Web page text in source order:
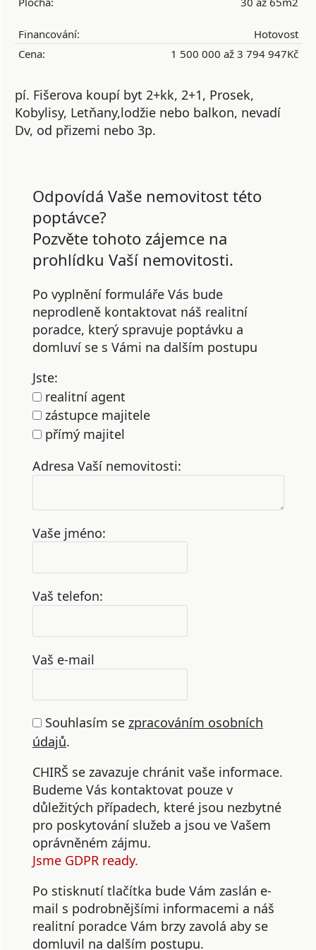
Financování:
Hotovost
Cena:
1 500 000 až 3 794 947Kč
pí. Fišerova koupí byt 2+kk, 2+1, Prosek,
Kobylisy, Letňany,lodžie nebo balkon, nevadí
Dv, od přizemi nebo 3p.
Odpovídá Vaše nemovitost této
poptávce?
Pozvěte tohoto zájemce na
prohlídku Vaší nemovitosti.
Po vyplnění formuláře Vás bude
neprodleně kontaktovat náš realitní
poradce, který spravuje poptávku a
domluví se s Vámi na dalším postupu
Jste:
realitní agent
zástupce majitele
přímý majitel
Adresa Vaší nemovitosti:
Vaše jméno:
Vaš telefon:
Vaš e-mail
Souhlasím se zpracováním osobních
údajů.
CHIRŠ se zavazuje chránit vaše informace.
Budeme Vás kontaktovat pouze v
důležitých případech, které jsou nezbytné
pro poskytování služeb a jsou ve Vašem
oprávněném zájmu.
Jsme GDPR ready.
Po stisknutí tlačítka bude Vám zaslán e-
mail s podrobnějšími informacemi a náš
realitní poradce Vám brzy zavolá aby se
domluvil na dalším postupu.